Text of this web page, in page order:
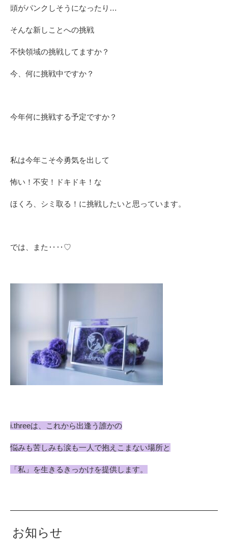
頭がパンクしそうになったり…
そんな新しことへの挑戦
不快領域の挑戦してますか？
今、何に挑戦中ですか？
今年何に挑戦する予定ですか？
私は今年こそ今勇気を出して
怖い！不安！ドキドキ！な
ほくろ、シミ取る！に挑戦したいと思っています。
では、また‥‥♡
i.threeは、これから出逢う誰かの
悩みも苦しみも涙も一人で抱えこまない場所と
「私」を生きるきっかけを提供します。
お知らせ